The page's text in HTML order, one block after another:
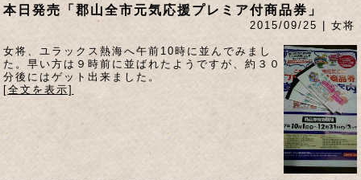
本日発売「郡山全市元気応援プレミア付商品券」
2015/09/25 | 女将
女将、ユラックス熱海へ午前10時に並んでみまし
た。早い方は９時前に並ばれたようですが、約３０
分後にはゲット出来ました。
[全文を表示]